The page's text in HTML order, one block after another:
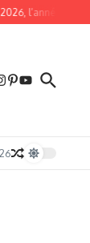
l’année du